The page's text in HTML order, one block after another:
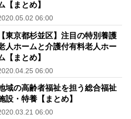
【まとめ】
06:00
【東京都杉並区】注目の特別養護
人ホームと介護付有料老人ホー
【まとめ】
06:00
域の高齢者福祉を担う総合福祉
設・特養【まとめ】
06:00